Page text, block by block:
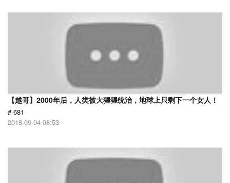
【越哥】2000年后，人类被大猩猩统治，地球上只剩下一个女人！
# 681
2018-09-04 08:53